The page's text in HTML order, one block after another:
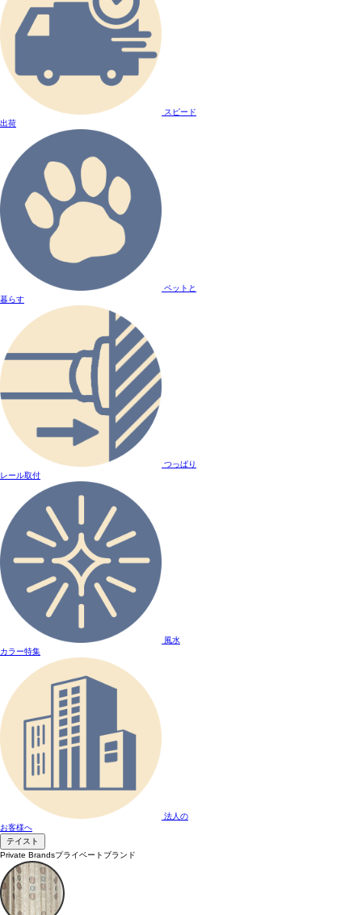
スピード
出荷
ペットと
暮らす
つっぱり
レール取付
風水
カラー特集
法人の
お客様へ
テイスト
Private Brandsプライベートブランド